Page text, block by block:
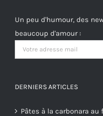
Un peu d'humour, des
beaucoup d'amour :
DERNIERS ARTICLES
Pâtes à la carbonara